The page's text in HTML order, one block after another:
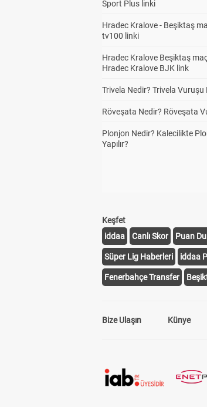
Sport Plus linki
Hradec Kralove - Beşiktaş
tv100 linki
Hradec Kralove Beşiktaş
Hradec Kralove BJK link
Trivela Nedir? Trivela Vuruşu
Röveşata Nedir? Röveşata
Plonjon Nedir? Kalecilikte
Yapılır?
Keşfet
iddaa
Canlı Skor Puan
Süper Lig Haberleri iddaa
Fenerbahçe Transfer
Bize Ulaşın Künye